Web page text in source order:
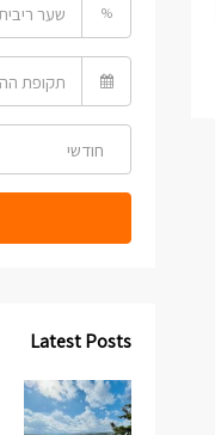
%
חודשי
Latest Posts